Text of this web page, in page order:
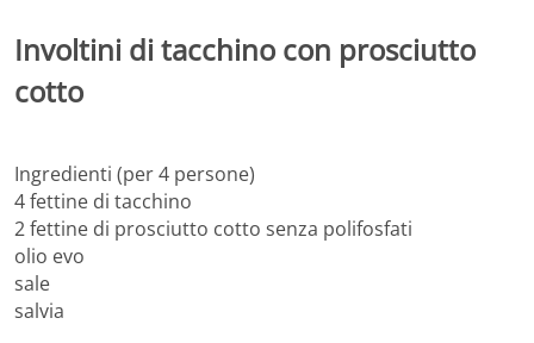
Involtini di tacchino con prosciutto
cotto
Ingredienti (per 4 persone)
4 fettine di tacchino
2 fettine di prosciutto cotto senza polifosfati
olio evo
sale
salvia